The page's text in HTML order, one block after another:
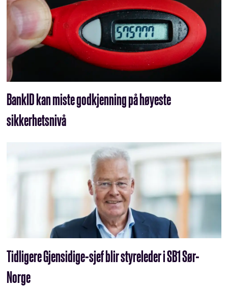
BankID kan miste godkjenning på høyeste
sikkerhetsnivå
Tidligere Gjensidige-sjef blir styreleder i SB1 Sør-
Norge